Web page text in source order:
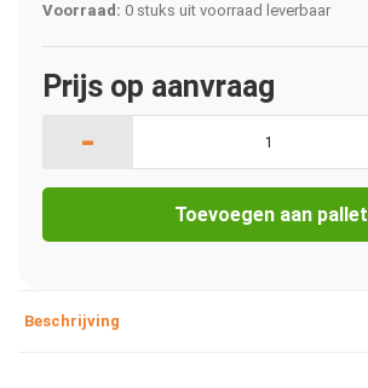
Voorraad: 0 stuks uit voorraad leverbaar
Prijs op aanvraag
-
Toevoegen aan pallet
Beschrijving